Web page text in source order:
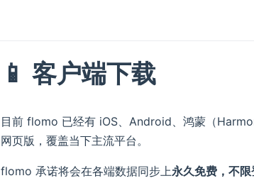
📱 客户端下载
目前 flomo 已经有 iOS、Android、鸿蒙（
网页版，覆盖当下主流平台。
flomo 承诺将会在各端数据同步上永久免费，不限